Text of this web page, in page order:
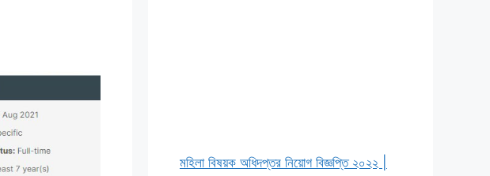
মহিলা বিষয়ক অধিদপ্তর নিয়োগ বিজ্ঞপ্তি ২০২২ |